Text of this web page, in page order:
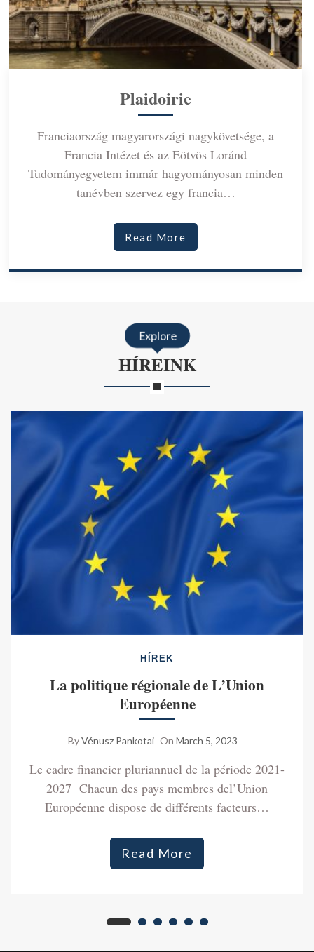
Plaidoirie
Franciaország magyarországi nagykövetsége, a
Francia Intézet és az Eötvös Loránd
Tudományegyetem immár hagyományosan minden
tanévben szervez egy francia…
Read More
Explore
HÍREINK
HÍREK
La politique régionale de L’Union
Européenne
ByVénusz Pankotai On March 5, 2023
Le cadre financier pluriannuel de la période 2021-
2027 Chacun des pays membres del’Union
Européenne dispose de différents facteurs…
Read More